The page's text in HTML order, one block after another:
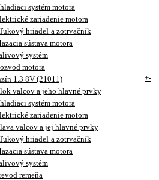
systém motora
zariadenie motora
hriadeľ a zotrvačník
sústava motora
systém
motora
1.3 8V (21011)
+-
valcov a jeho hlavné prvky
systém motora
zariadenie motora
valcov a jej hlavné prvky
hriadeľ a zotrvačník
sústava motora
systém
remeňa